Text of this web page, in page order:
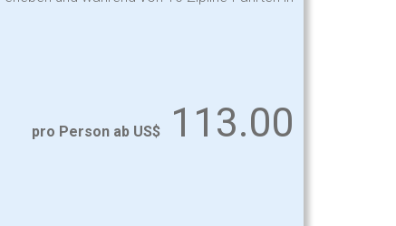
pro Person ab US$ 113.00